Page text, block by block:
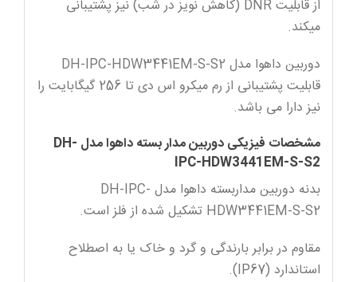
از قابلیت DNR (کاهش نویز در شب) نیز پشتیبانی
میکند.
دوربین داهوا مدل DH-IPC-HDW3441EM-S-S2
قابلیت پشتیبانی از رم میکرو اس دی تا 256 گیگابایت را
نیز دارا می باشد.
مشخصات فیزیکی دوربین مدار بسته داهوا مدل DH-
IPC-HDW3441EM-S-S2
بدنه دوربین مداربسته داهوا مدل DH-IPC-
HDW3441EM-S-S2 تشکیل شده از فلز است.
مقاوم در برابر بارندگی و گرد و خاک یا به اصطلاح
استاندارد (IP67).